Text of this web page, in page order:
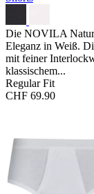
Die NOVILA
Eleganz in Weiß.
mit feiner
klassischem...
Regular Fit
CHF 69.90